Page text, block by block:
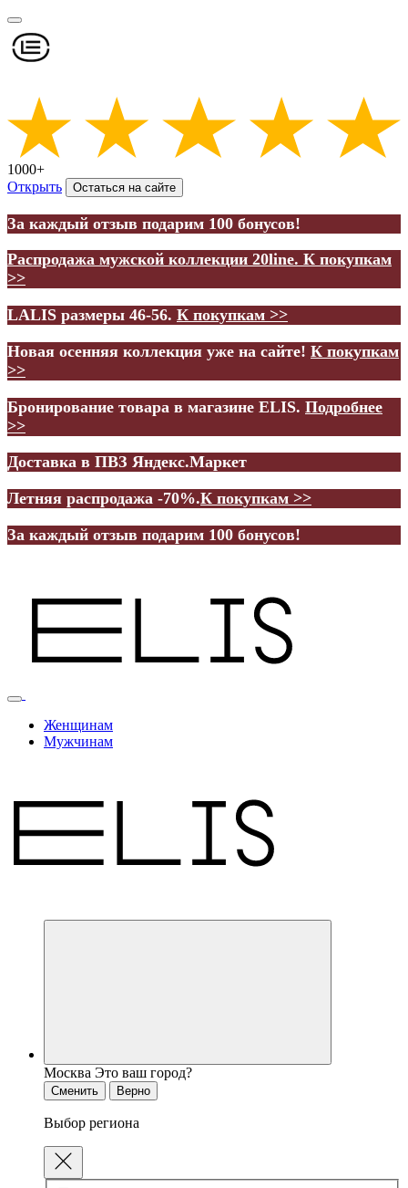
1000+
Открыть
Остаться на сайте
За каждый отзыв подарим 100 бонусов!
Распродажа мужской коллекции 20line. К покупкам
>>
LALIS размеры 46-56. К покупкам >>
Новая осенняя коллекция уже на сайте! К покупкам
>>
Бронирование товара в магазине ELIS. Подробнее
>>
Доставка в ПВЗ Яндекс.Маркет
Летняя распродажа -70%.К покупкам >>
За каждый отзыв подарим 100 бонусов!
Женщинам
Мужчинам
Москва Это ваш город?
Сменить Верно
Выбор региона